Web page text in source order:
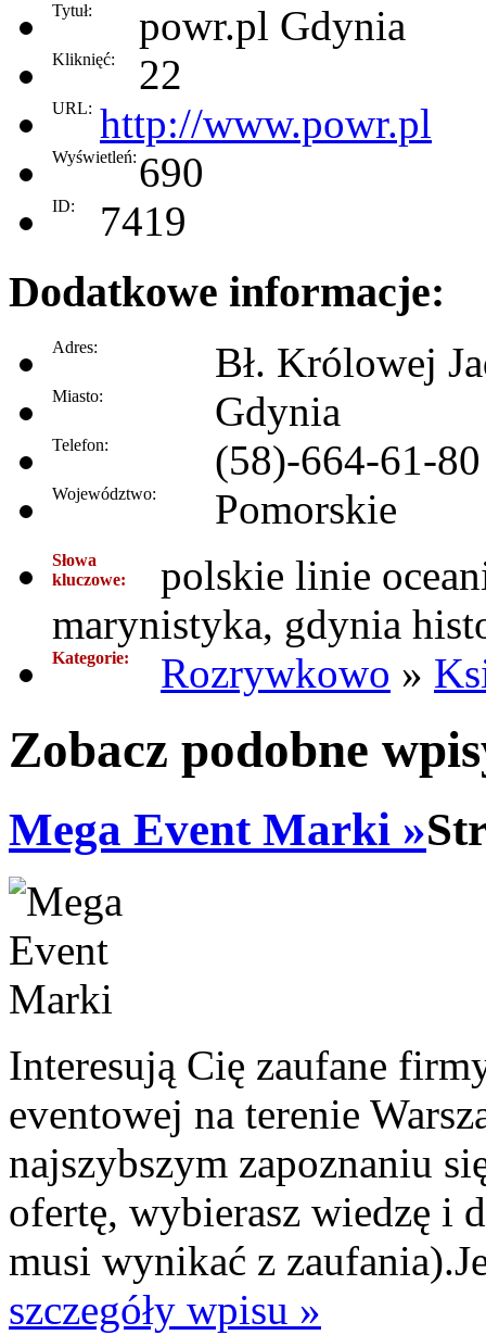
Tytuł: powr.pl Gdynia
Kliknięć: 22
URL: http://www.powr.pl
Wyświetleń: 690
ID: 7419
Dodatkowe informacje:
Adres: Bł. Królowej
Miasto: Gdynia
Telefon: (58)-664-61-80
Województwo: Pomorskie
Słowa
kluczowe:
polskie linie
marynistyka, gdynia
Kategorie: Rozrywkowo »
Zobacz podobne
Mega Event Marki »
Interesują Cię zaufane
eventowej na terenie
najszybszym zapoznaniu
ofertę, wybierasz wiedzę i
musi wynikać z
szczegóły wpisu »